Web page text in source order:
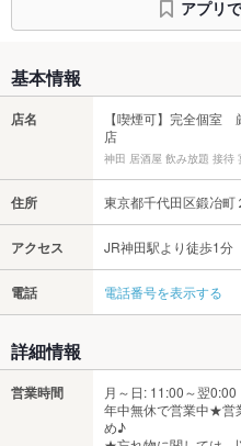
アプリ
基本情報
店名
【喫煙可】完全個室
店
神田 居酒屋 飲み放題 接待
住所 東京都千代田区鍛冶
アクセス JR神田駅より徒歩1分
電話 電話番号を表示する
詳細情報
営業時間
月～日: 11:00～翌0:00
年中無休で営業中★営
め♪